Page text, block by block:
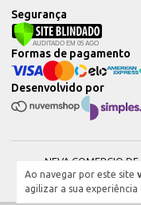
Ao navegar por este site
agilizar a sua experiência
Segurança
Desenvolvido por
Formas de pagamento
NEVA COMERCIO
51604544000101